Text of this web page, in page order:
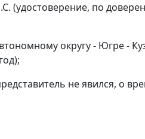
(удостоверение, по
округу - Югре -
не явился, о